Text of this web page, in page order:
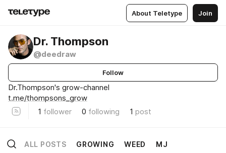
About Teletype Join
Dr. Thompson
@deedraw
Follow
Dr.Thompson's grow-channel
t.me/thompsons_grow
1 follower 0 following 1 post
ALL POSTS GROWING WEED MJ